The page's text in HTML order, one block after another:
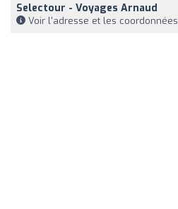
Selectour - Voyages Arnaud
Voir l'adresse et les coordonnées